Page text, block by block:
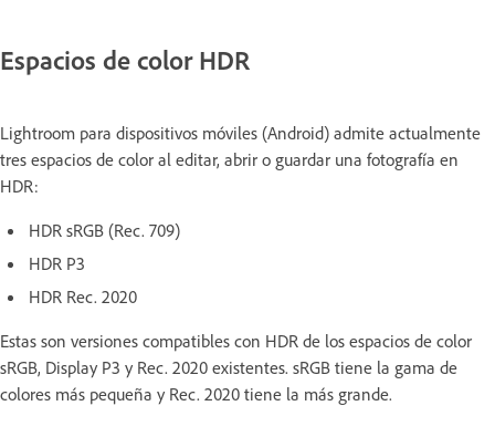
Espacios de color HDR
Lightroom para dispositivos móviles (Android) admite actualmente
tres espacios de color al editar, abrir o guardar una fotografía en
HDR:
HDR sRGB (Rec. 709)
HDR P3
HDR Rec. 2020
Estas son versiones compatibles con HDR de los espacios de color
sRGB, Display P3 y Rec. 2020 existentes. sRGB tiene la gama de
colores más pequeña y Rec. 2020 tiene la más grande.